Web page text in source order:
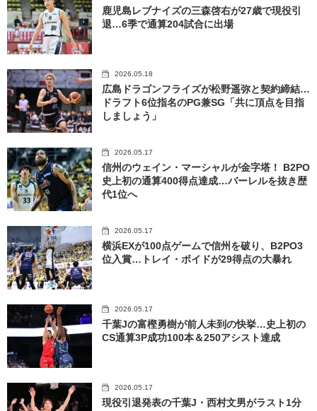
鹿児島レブナイズの三森啓右が27歳で現役引
退…6季で通算204試合に出場
2026.05.18
広島ドラゴンフライズが松野遥弥と契約締結…
ドラフト6位指名のPG兼SG「共に頂点を目指
しましょう」
2026.05.17
信州のウェイン・マーシャルが金字塔！ B2PO
史上初の通算400得点達成…バーレルを抜き歴
代1位へ
2026.05.17
横浜EXが100点ゲームで信州を破り、B2PO3
位入賞…トレイ・ボイドが29得点の大暴れ
2026.05.17
千葉Jの富樫勇樹が前人未到の快挙…史上初の
CS通算3P成功100本＆250アシスト達成
2026.05.17
現役引退発表の千葉J・西村文男がラスト1分